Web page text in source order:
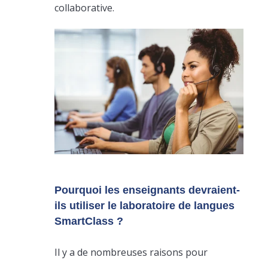
collaborative.
Pourquoi les enseignants devraient-
ils utiliser le laboratoire de langues
SmartClass ?
Il y a de nombreuses raisons pour